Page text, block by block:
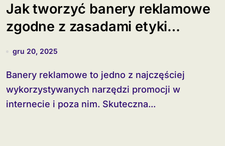
Jak tworzyć banery reklamowe
zgodne z zasadami etyki
marketingowej?
gru 20, 2025
Banery reklamowe to jedno z najczęściej
wykorzystywanych narzędzi promocji w
internecie i poza nim. Skuteczna...